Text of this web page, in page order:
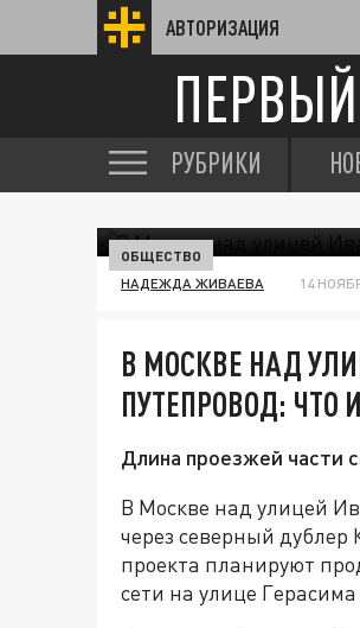
АВТОРИЗАЦИЯ
РУБРИКИ
ОБЩЕСТВО
НАДЕЖДА ЖИВАЕВА 14
В МОСКВЕ НАД
ПУТЕПРОВОД: ЧТО
Длина проезжей части
В Москве над улицей
через северный дублер
проекта планируют
сети на улице